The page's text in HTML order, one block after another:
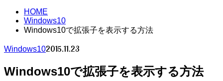
HOME
Windows10
Windows10で拡張子を表示する方法
Windows102015.11.23
Windows10で拡張子を表示する方法